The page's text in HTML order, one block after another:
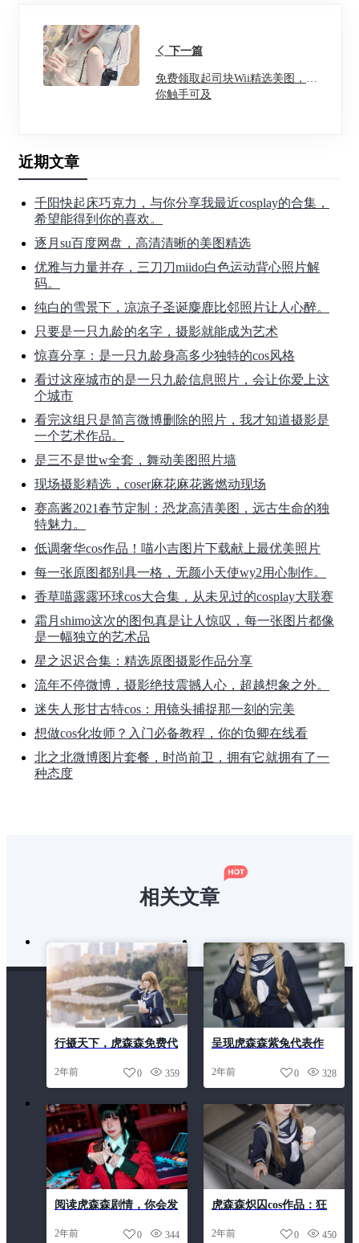
下一篇
免费领取起司块Wii精选美图，让
你触手可及
近期文章
千阳快起床巧克力，与你分享我最近cosplay的合集，
希望能得到你的喜欢。
逐月su百度网盘，高清清晰的美图精选
优雅与力量并存，三刀刀miido白色运动背心照片解
码。
纯白的雪景下，凉凉子圣诞麋鹿比邻照片让人心醉。
只要是一只九龄的名字，摄影就能成为艺术
惊喜分享：是一只九龄身高多少独特的cos风格
看过这座城市的是一只九龄信息照片，会让你爱上这
个城市
看完这组只是简言微博删除的照片，我才知道摄影是
一个艺术作品。
是三不是世w全套，舞动美图照片墙
现场摄影精选，coser麻花麻花酱燃动现场
赛高酱2021春节定制：恐龙高清美图，远古生命的独
特魅力。
低调奢华cos作品！喵小吉图片下载献上最优美照片
每一张原图都别具一格，无颜小天使wy2用心制作。
香草喵露露环球cos大合集，从未见过的cosplay大联赛
霜月shimo这次的图包真是让人惊叹，每一张图片都像
是一幅独立的艺术品
星之迟迟合集：精选原图摄影作品分享
流年不停微博，摄影绝技震撼人心，超越想象之外。
迷失人形甘古特cos：用镜头捕捉那一刻的完美
想做cos化妆师？入门必备教程，你的负卿在线看
北之北微博图片套餐，时尚前卫，拥有它就拥有了一
种态度
相关文章
行摄天下，虎森森免费代
2年前 359
0
呈现虎森森紫兔代表作
2年前 328
0
阅读虎森森剧情，你会发
2年前 344
0
虎森森炽囚cos作品：狂
2年前 450
0